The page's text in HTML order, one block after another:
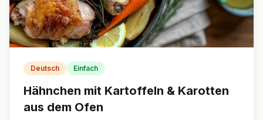
Deutsch Einfach
Hähnchen mit Kartoffeln & Karotten
aus dem Ofen